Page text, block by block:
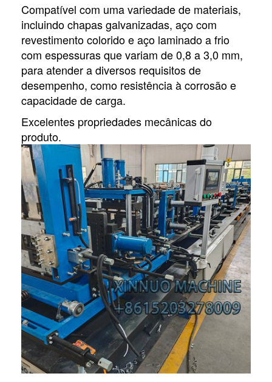
Compatível com uma variedade de materiais,
incluindo chapas galvanizadas, aço com
revestimento colorido e aço laminado a frio
com espessuras que variam de 0,8 a 3,0 mm,
para atender a diversos requisitos de
desempenho, como resistência à corrosão e
capacidade de carga.
Excelentes propriedades mecânicas do
produto.